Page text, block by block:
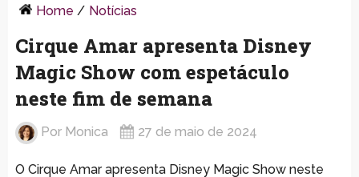
Home / Notícias
Cirque Amar apresenta Disney
Magic Show com espetáculo
neste fim de semana
Por Monica 27 de maio de 2024
O Cirque Amar apresenta Disney Magic Show neste